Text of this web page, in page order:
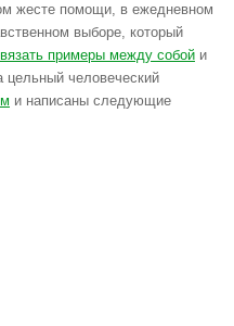
жесте помощи, в ежедневном
выборе, который
примеры между собой и
цельный человеческий
и написаны следующие